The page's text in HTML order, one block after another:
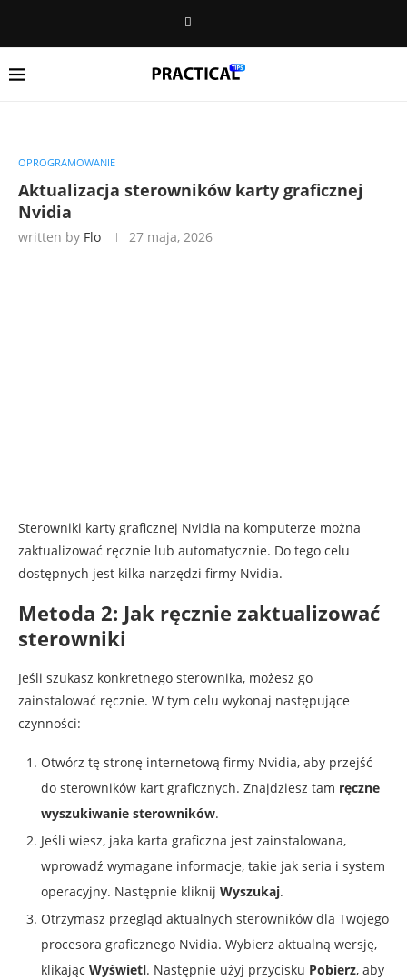
OPROGRAMOWANIE
Aktualizacja sterowników karty graficznej
Nvidia
written by Flo 27 maja, 2026
Sterowniki karty graficznej Nvidia na komputerze można
zaktualizować ręcznie lub automatycznie. Do tego celu
dostępnych jest kilka narzędzi firmy Nvidia.
Metoda 2: Jak ręcznie zaktualizować
sterowniki
Jeśli szukasz konkretnego sterownika, możesz go
zainstalować ręcznie. W tym celu wykonaj następujące
czynności:
Otwórz tę stronę internetową firmy Nvidia, aby przejść
do sterowników kart graficznych. Znajdziesz tam ręczne
wyszukiwanie sterowników.
Jeśli wiesz, jaka karta graficzna jest zainstalowana,
wprowadź wymagane informacje, takie jak seria i system
operacyjny. Następnie kliknij Wyszukaj.
Otrzymasz przegląd aktualnych sterowników dla Twojego
procesora graficznego Nvidia. Wybierz aktualną wersję,
klikając Wyświetl. Następnie użyj przycisku Pobierz, aby